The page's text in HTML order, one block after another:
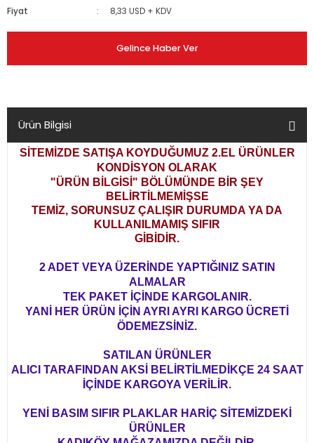
Fiyat
8,33 USD + KDV
Gelince Haber Ver
Ürün Bilgisi
SİTEMİZDE SATIŞA KOYDUĞUMUZ 2.EL ÜRÜNLER
KONDİSYON OLARAK
"ÜRÜN BİLGİSİ" BÖLÜMÜNDE BİR ŞEY
BELİRTİLMEMİŞSE
TEMİZ, SORUNSUZ ÇALIŞIR DURUMDA YA DA
KULLANILMAMIŞ SIFIR
GİBİDİR.
2 ADET VEYA ÜZERİNDE YAPTIĞINIZ SATIN
ALMALAR
TEK PAKET İÇİNDE KARGOLANIR.
YANİ HER ÜRÜN İÇİN AYRI AYRI KARGO ÜCRETİ
ÖDEMEZSİNİZ.
SATILAN ÜRÜNLER
ALICI TARAFINDAN AKSİ BELİRTİLMEDİKÇE 24 SAAT
İÇİNDE KARGOYA VERİLİR.
YENİ BASIM SIFIR PLAKLAR HARİÇ SİTEMİZDEKİ
ÜRÜNLER